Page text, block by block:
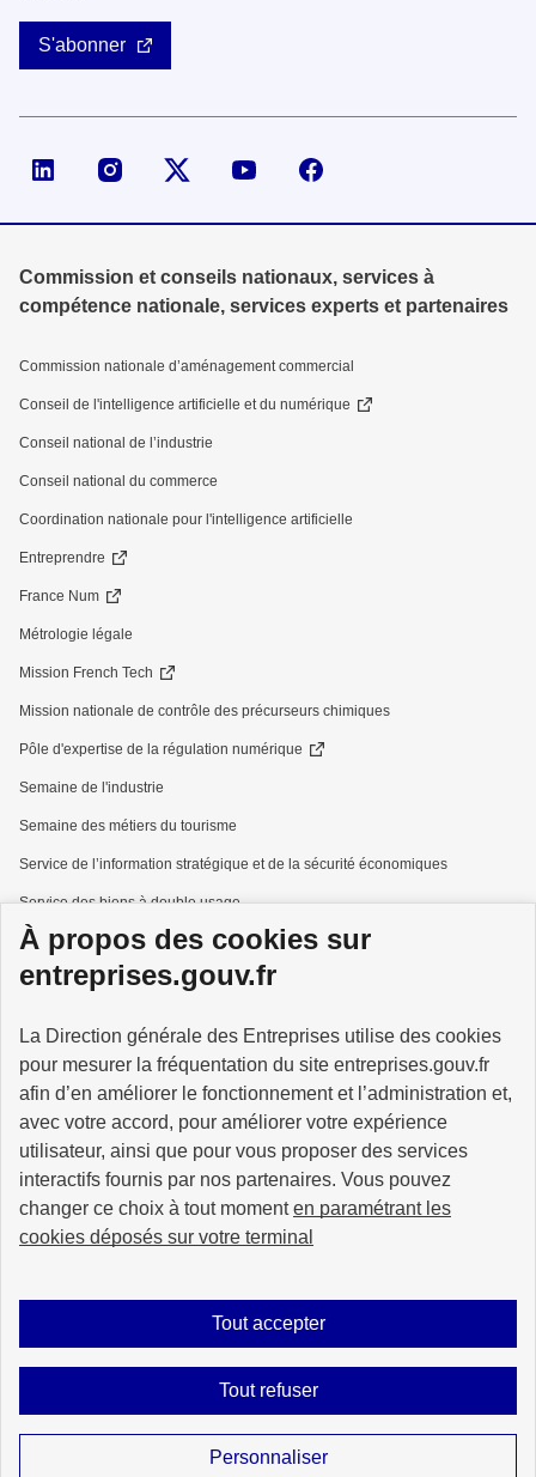
À propos des cookies sur
entreprises.gouv.fr
La Direction générale des Entreprises utilise des cookies
pour mesurer la fréquentation du site entreprises.gouv.fr
afin d’en améliorer le fonctionnement et l’administration et,
avec votre accord, pour améliorer votre expérience
utilisateur, ainsi que pour vous proposer des services
interactifs fournis par nos partenaires. Vous pouvez
changer ce choix à tout momenten paramétrant les
cookies déposés sur votre terminal
Tout accepter
Tout refuser
Personnaliser
S'abonner
Page LinkedIn de la DGECompte X (ex-Twitter) de la DGE
Commission et conseils nationaux, services à
compétence nationale, services experts et partenaires
Commission nationale d’aménagement commercial
Conseil de l'intelligence artificielle et du numérique
Conseil national de l’industrie
Conseil national du commerce
Coordination nationale pour l'intelligence artificielle
Entreprendre
France Num
Métrologie légale
Mission French Tech
Mission nationale de contrôle des précurseurs chimiques
Pôle d'expertise de la régulation numérique
Semaine de l'industrie
Semaine des métiers du tourisme
Service de l’information stratégique et de la sécurité économiques
Service des biens à double usage
Services à la personne
GOUVERNEMENT
info.gouv.fr service-public.gouv.fr
Plan du site Accessibilité : partiellement conforme Mentions légales
Gestion des cookies
Sauf mention explicite de propriété intellectuelle détenue par des tiers, les
contenus de ce site sont proposés souslicence etalab-2.0